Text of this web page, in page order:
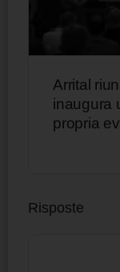
Arrital
inaugura
propria
Risposte